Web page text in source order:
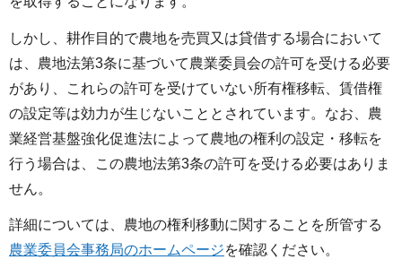
しかし、耕作目的で農地を売買又は貸借する場合において
は、農地法第3条に基づいて農業委員会の許可を受ける必要
があり、これらの許可を受けていない所有権移転、賃借権
の設定等は効力が生じないこととされています。なお、農
業経営基盤強化促進法によって農地の権利の設定・移転を
行う場合は、この農地法第3条の許可を受ける必要はありま
せん。
詳細については、農地の権利移動に関することを所管する
農業委員会事務局のホームページを確認ください。